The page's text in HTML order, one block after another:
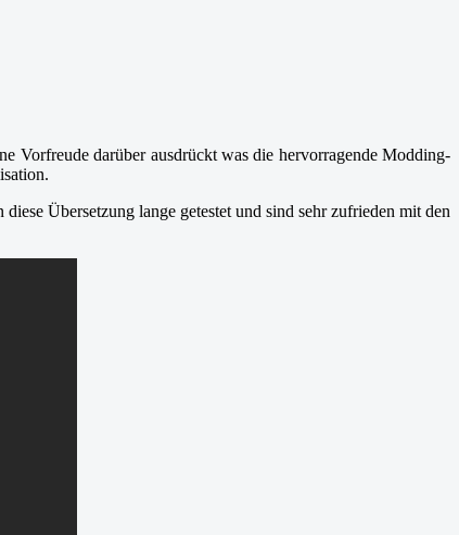
Vorfreude darüber ausdrückt was die hervorragende Modding-
Übersetzung lange getestet und sind sehr zufrieden mit den